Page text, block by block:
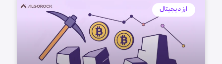
ارز دیجیتال